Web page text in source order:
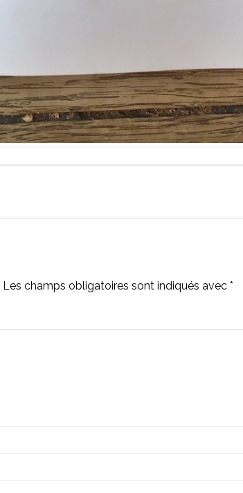
Les champs obligatoires sont indiqués avec *